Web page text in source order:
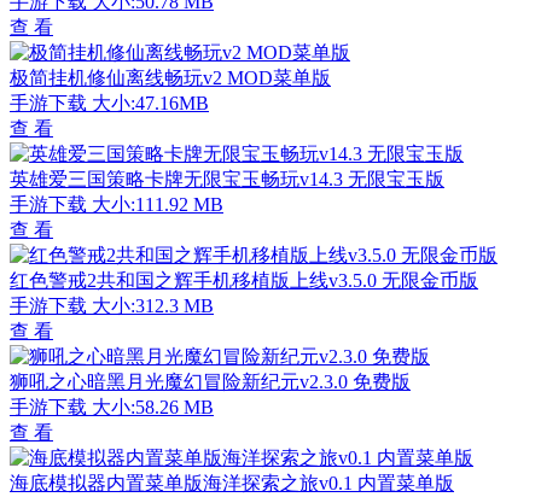
查 看
极简挂机修仙离线畅玩v2 MOD菜单版
手游下载 大小:47.16MB
查 看
英雄爱三国策略卡牌无限宝玉畅玩v14.3 无限宝玉版
手游下载 大小:111.92 MB
查 看
红色警戒2共和国之辉手机移植版上线v3.5.0 无限金币版
手游下载 大小:312.3 MB
查 看
狮吼之心暗黑月光魔幻冒险新纪元v2.3.0 免费版
手游下载 大小:58.26 MB
查 看
海底模拟器内置菜单版海洋探索之旅v0.1 内置菜单版